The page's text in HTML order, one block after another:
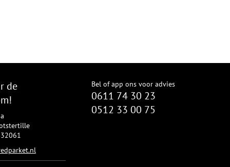
de
Bel of app ons voor advies
0611 74 30 23
0512 33 00 75